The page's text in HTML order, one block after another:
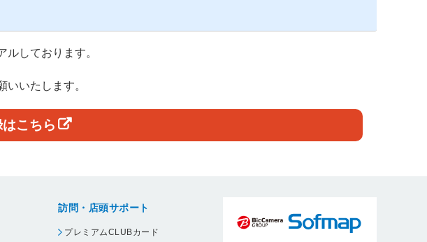
しております。
いたします。
はこちら
訪問・店頭サポート
プレミアムCLUBカード